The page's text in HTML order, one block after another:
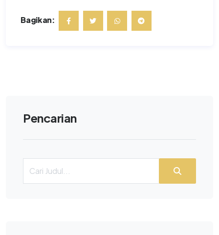
Bagikan:
Pencarian